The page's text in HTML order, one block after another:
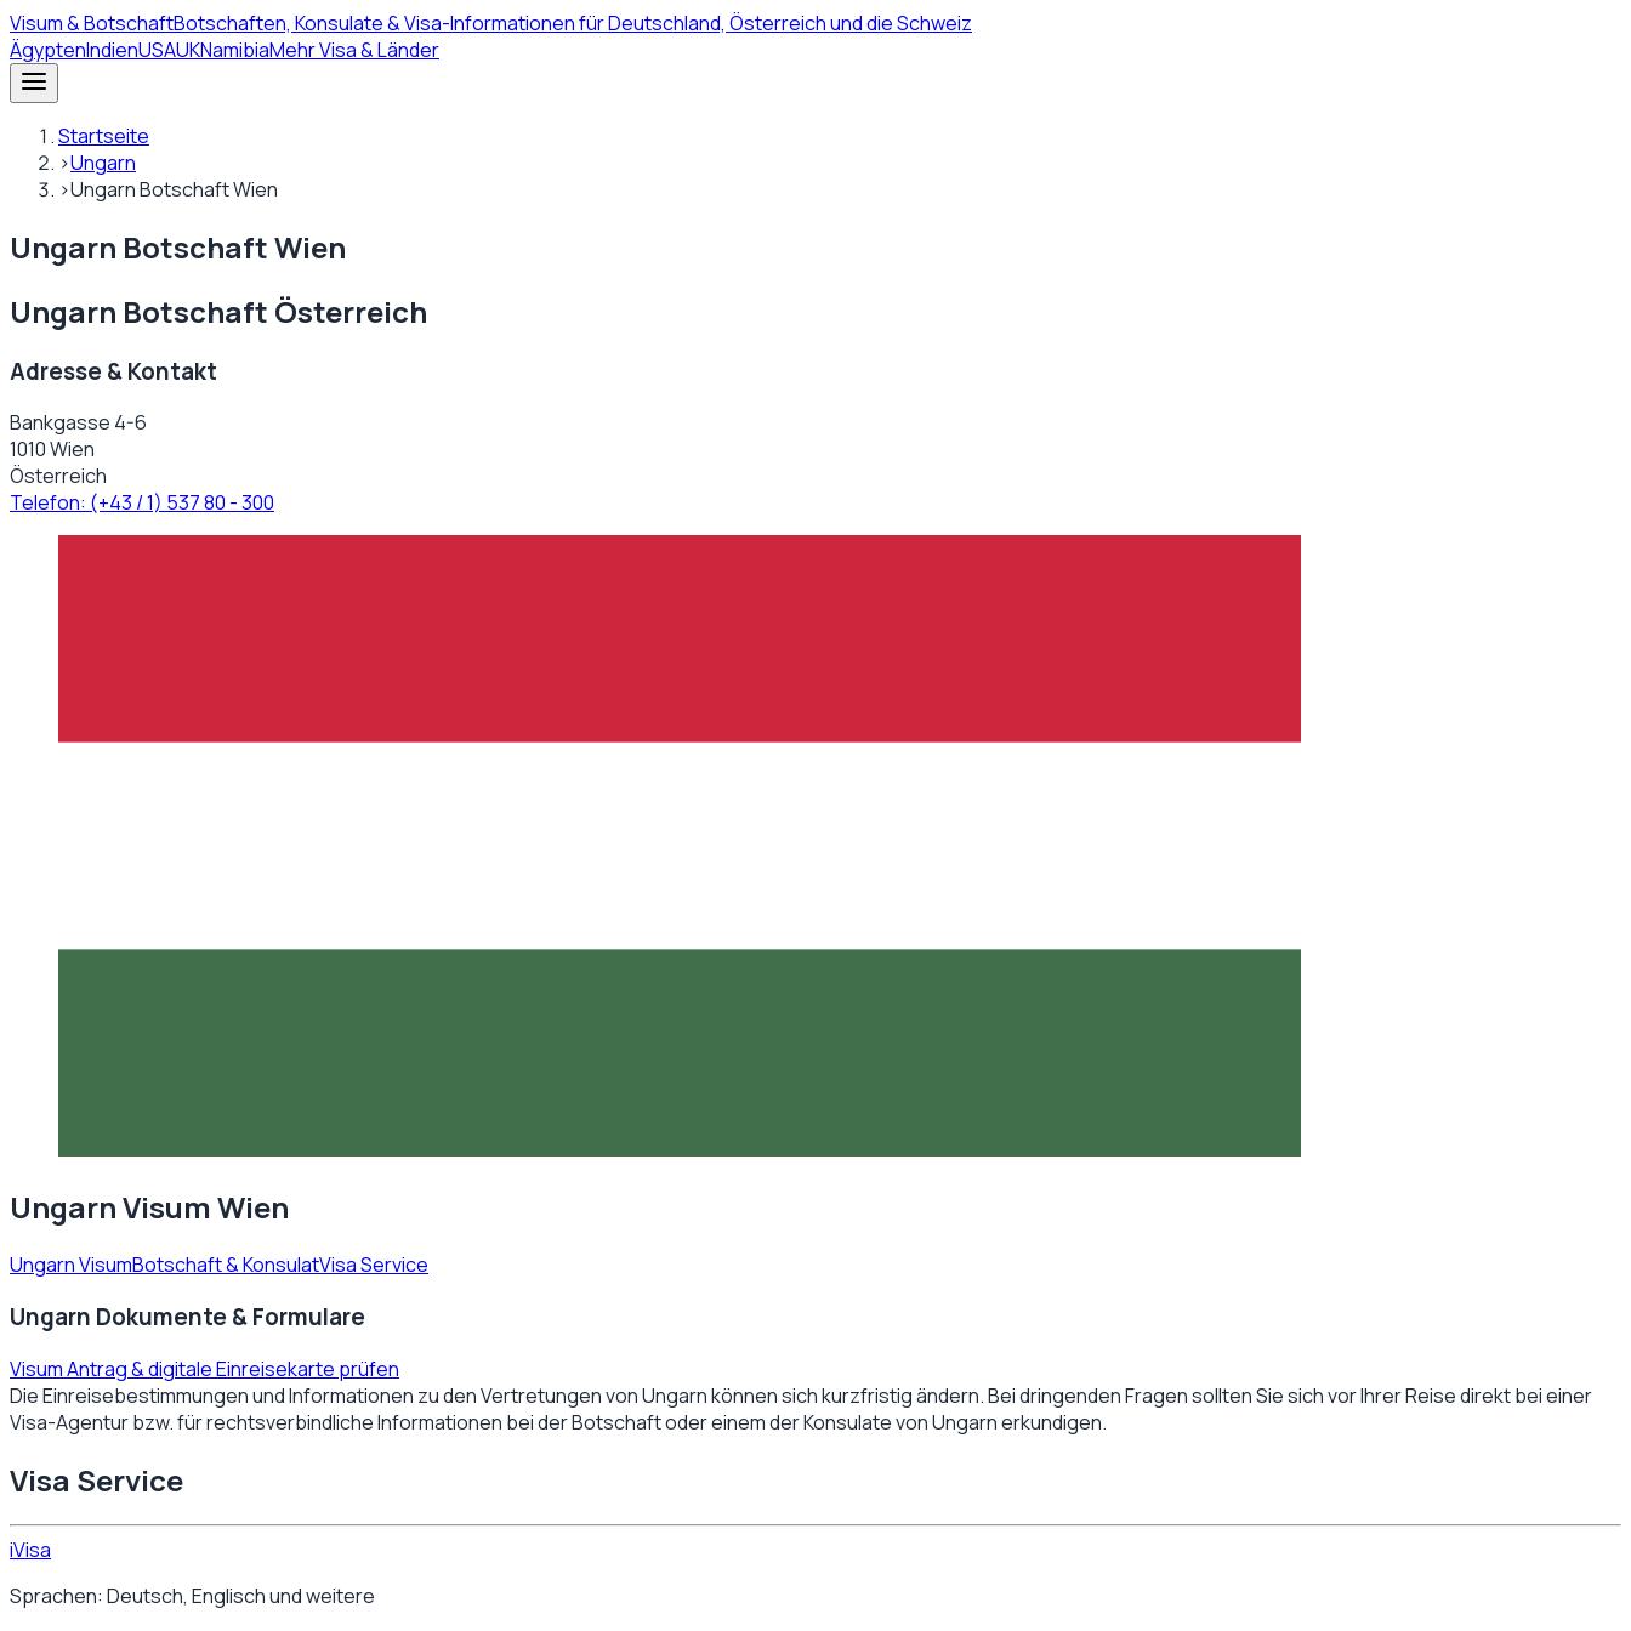
Visum& BotschaftBotschaften, Konsulate & Visa-Informationen für Deutschland, Österreich und die Schweiz
ÄgyptenIndienUSAUKNamibiaMehr Visa & Länder
Startseite
›Ungarn
›Ungarn Botschaft Wien
Ungarn Botschaft Wien
Ungarn Botschaft Österreich
Adresse & Kontakt
Bankgasse 4-6
1010 Wien
Österreich
Telefon: (+43 / 1) 537 80 - 300
Ungarn Visum Wien
Ungarn VisumBotschaft & KonsulatVisa Service
Ungarn Dokumente & Formulare
Visum Antrag & digitale Einreisekarte prüfen
Die Einreisebestimmungen und Informationen zu den Vertretungen vonUngarnkönnen sich kurzfristig ändern. Bei dringenden Fragen sollten Sie sich vor Ihrer Reise direkt bei einer
Visa-Agentur bzw. für rechtsverbindliche Informationen bei der Botschaft oder einem der Konsulate vonUngarnerkundigen.
Visa Service
iVisa
Sprachen: Deutsch, Englisch und weitere